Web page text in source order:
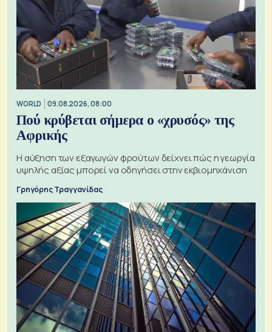
WORLD 09.08.2026, 08:00
Πού κρύβεται σήμερα ο «χρυσός» της
Αφρικής
Η αύξηση των εξαγωγών φρούτων δείχνει πώς η γεωργία
υψηλής αξίας μπορεί να οδηγήσει στην εκβιομηχάνιση
Γρηγόρης Τραγγανίδας